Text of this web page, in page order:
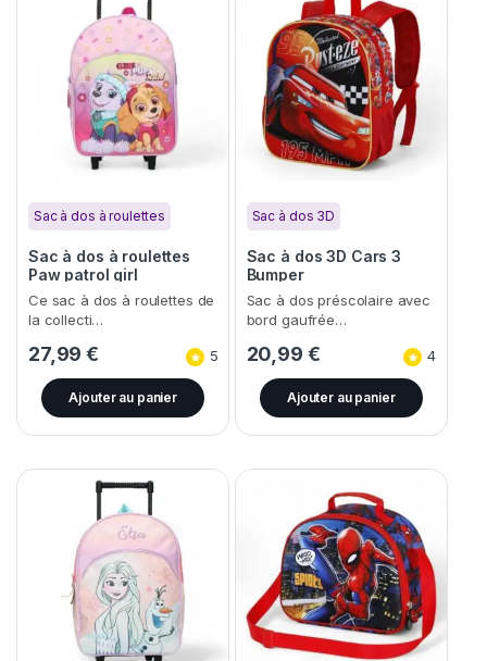
Sac à dos à roulettes
Sac à dos à roulettes
Paw patrol girl
Ce sac à dos à roulettes de
la collecti…
27,99€ 5
Ajouter au panier
Sac à dos 3D
Sac à dos 3D Cars 3
Bumper
Sac à dos préscolaire avec
bord gaufrée…
20,99 € 4
Ajouter au panier